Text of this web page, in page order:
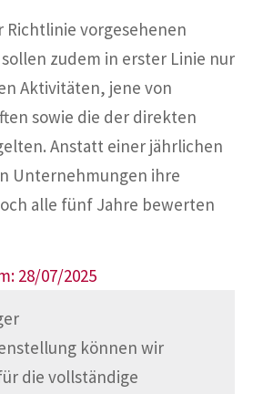
Richtlinie vorgesehenen
zudem in erster Linie nur
Aktivitäten, jene von
sowie die der direkten
Anstatt einer jährlichen
Unternehmungen ihre
alle fünf Jahre bewerten
28/07/2025
können wir
die vollständige